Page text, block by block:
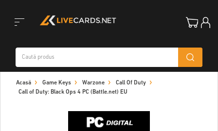
navigation
Acasă Game Keys Warzone
Call Of Duty
Call of Duty: Black Ops 4 PC (Battle.net) EU